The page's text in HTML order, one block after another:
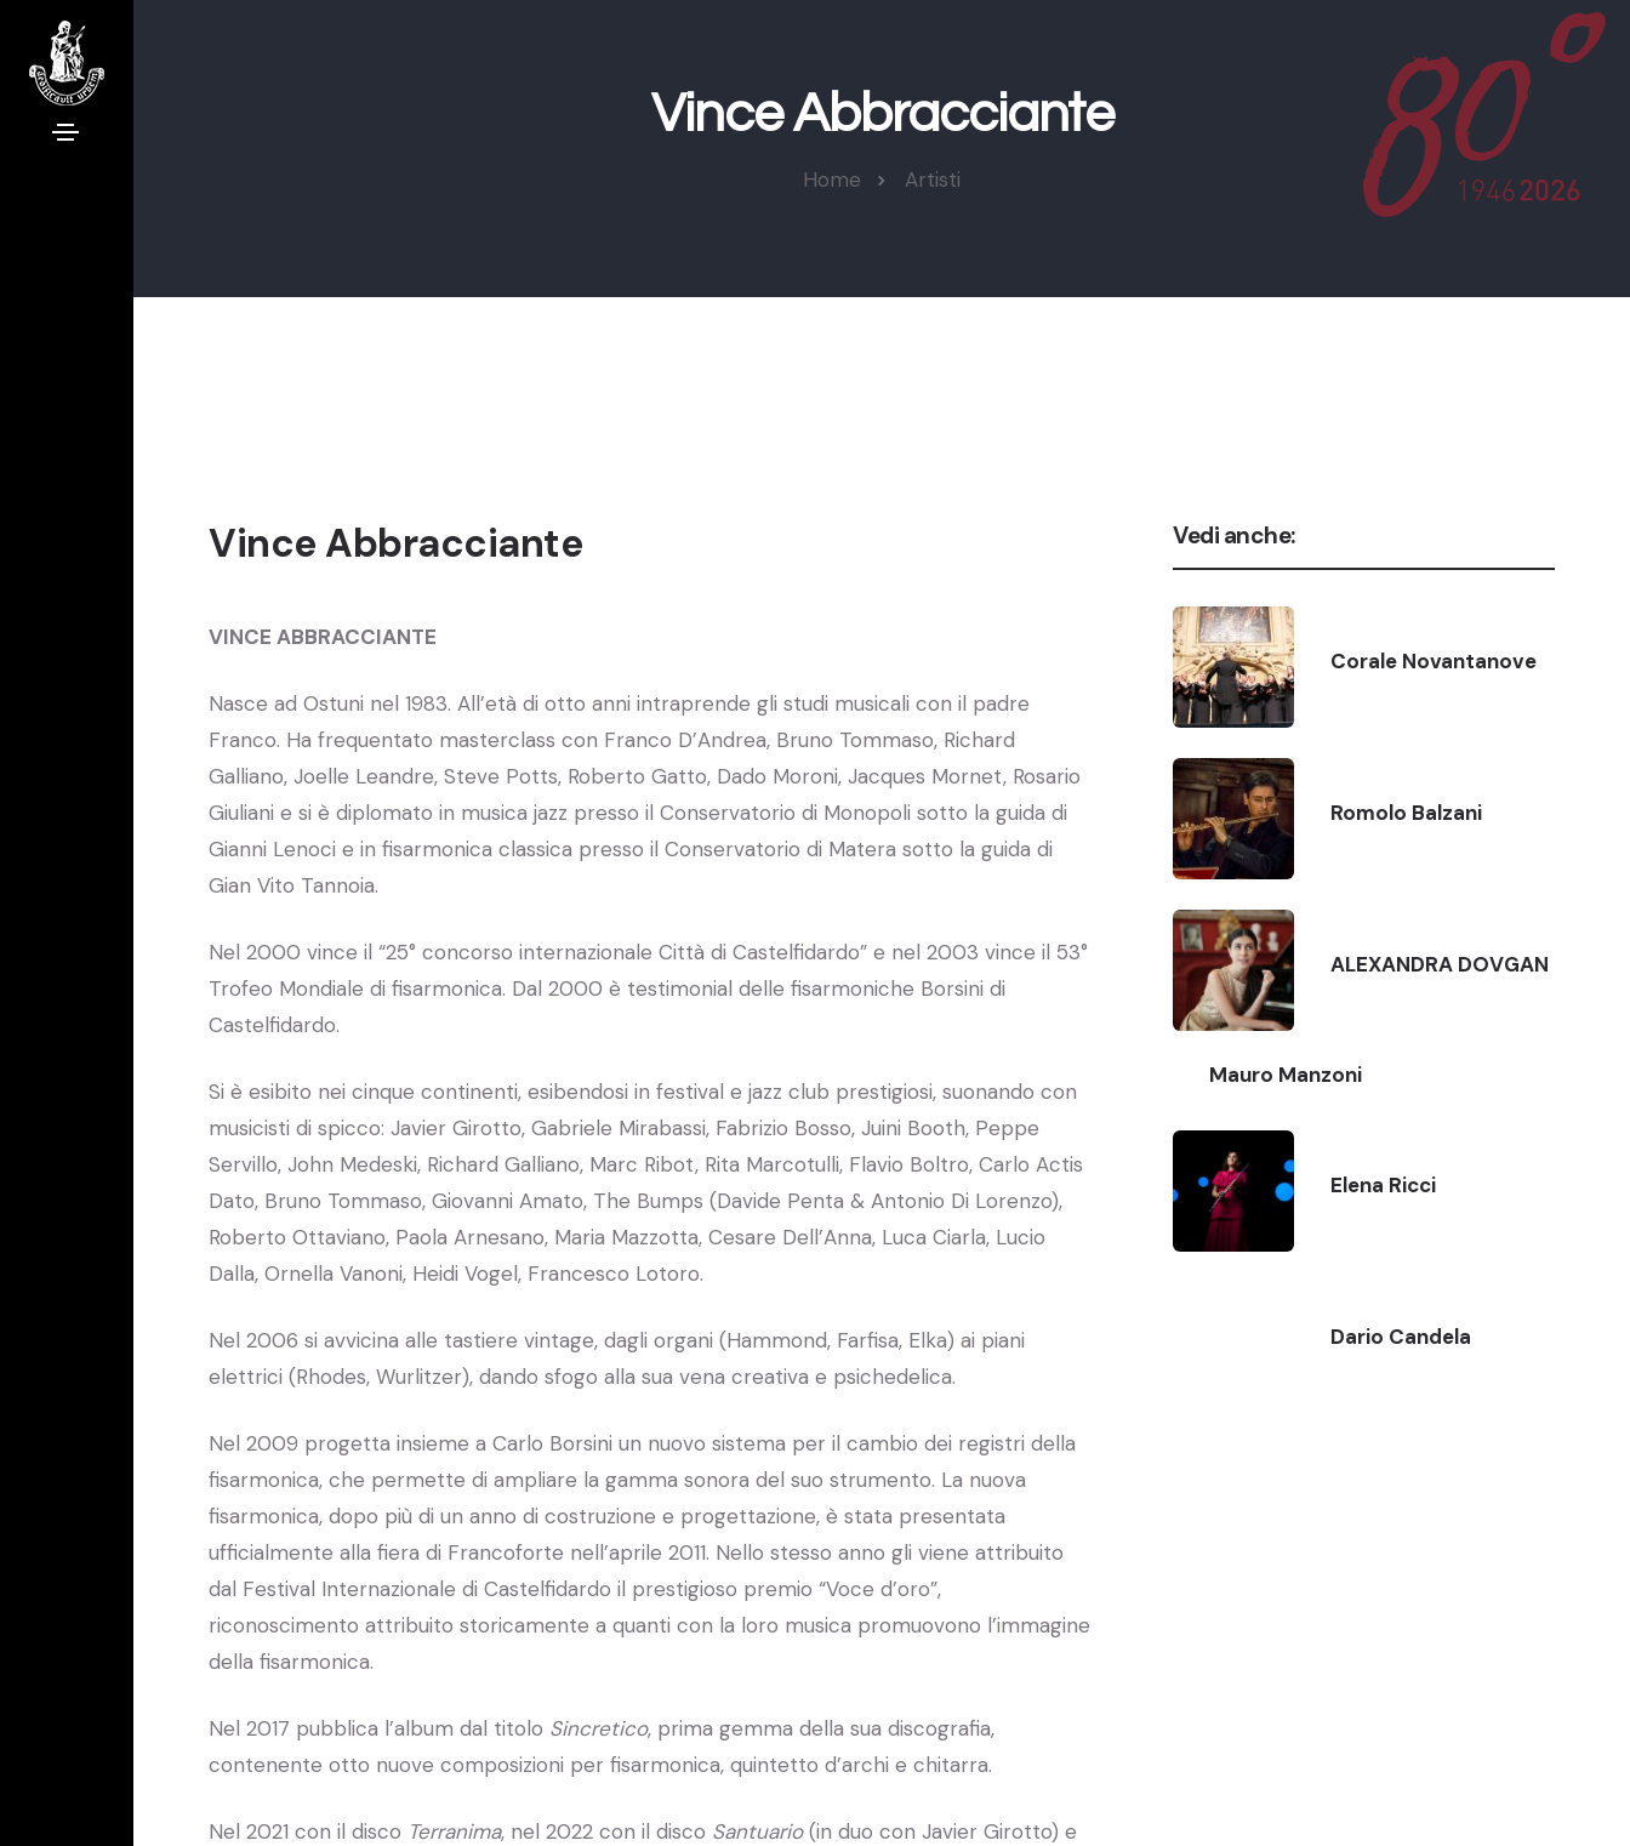
Vince Abbracciante
Home Artisti
Vince Abbracciante
VINCE ABBRACCIANTE
Nasce ad Ostuni nel 1983. All’età di otto anni intraprende gli studi musicali con il padre
Franco. Ha frequentato masterclass con Franco D’Andrea, Bruno Tommaso, Richard
Galliano, Joelle Leandre, Steve Potts, Roberto Gatto, Dado Moroni, Jacques Mornet, Rosario
Giuliani e si è diplomato in musica jazz presso il Conservatorio di Monopoli sotto la guida di
Gianni Lenoci e in fisarmonica classica presso il Conservatorio di Matera sotto la guida di
Gian Vito Tannoia.
Nel 2000 vince il “25° concorso internazionale Città di Castelfidardo” e nel 2003 vince il 53°
Trofeo Mondiale di fisarmonica. Dal 2000 è testimonial delle fisarmoniche Borsini di
Castelfidardo.
Si è esibito nei cinque continenti, esibendosi in festival e jazz club prestigiosi, suonando con
musicisti di spicco: Javier Girotto, Gabriele Mirabassi, Fabrizio Bosso, Juini Booth, Peppe
Servillo, John Medeski, Richard Galliano, Marc Ribot, Rita Marcotulli, Flavio Boltro, Carlo Actis
Dato, Bruno Tommaso, Giovanni Amato, The Bumps (Davide Penta & Antonio Di Lorenzo),
Roberto Ottaviano, Paola Arnesano, Maria Mazzotta, Cesare Dell’Anna, Luca Ciarla, Lucio
Dalla, Ornella Vanoni, Heidi Vogel, Francesco Lotoro.
Nel 2006 si avvicina alle tastiere vintage, dagli organi (Hammond, Farfisa, Elka) ai piani
elettrici (Rhodes, Wurlitzer), dando sfogo alla sua vena creativa e psichedelica.
Nel 2009 progetta insieme a Carlo Borsini un nuovo sistema per il cambio dei registri della
fisarmonica, che permette di ampliare la gamma sonora del suo strumento. La nuova
fisarmonica, dopo più di un anno di costruzione e progettazione, è stata presentata
ufficialmente alla fiera di Francoforte nell’aprile 2011. Nello stesso anno gli viene attribuito
dal Festival Internazionale di Castelfidardo il prestigioso premio “Voce d’oro”,
riconoscimento attribuito storicamente a quanti con la loro musica promuovono l’immagine
della fisarmonica.
Nel 2017 pubblica l’album dal titolo Sincretico, prima gemma della sua discografia,
contenente otto nuove composizioni per fisarmonica, quintetto d’archi e chitarra.
Nel 2021 con il disco Terranima, nel 2022 con il disco Santuario(in duo con Javier Girotto) e
Vedi anche:
Corale Novantanove
Romolo Balzani
ALEXANDRA DOVGAN
Mauro Manzoni
Elena Ricci
Dario Candela